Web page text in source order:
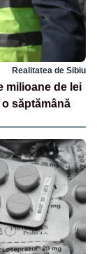
Realitatea de Sibiu
milioane de lei
săptămână